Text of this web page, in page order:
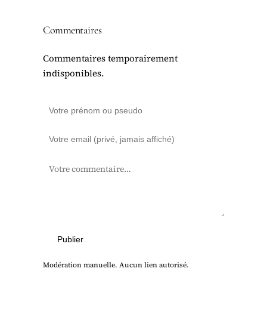
Commentaires
Commentaires temporairement
indisponibles.
Publier
Modération manuelle. Aucun lien autorisé.